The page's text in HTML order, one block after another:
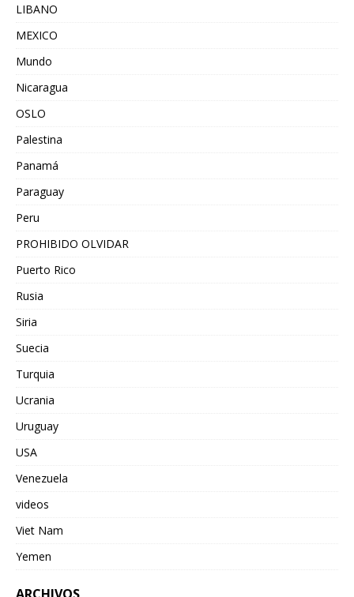
LIBANO
MEXICO
Mundo
Nicaragua
OSLO
Palestina
Panamá
Paraguay
Peru
PROHIBIDO OLVIDAR
Puerto Rico
Rusia
Siria
Suecia
Turquia
Ucrania
Uruguay
USA
Venezuela
videos
Viet Nam
Yemen